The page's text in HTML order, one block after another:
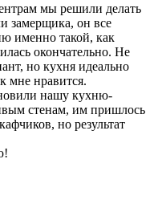
мы решили делать
замерщика, он все
именно такой, как
окончательно. Не
но кухня идеально
мне нравится.
нашу кухню-
стенам, им пришлось
но результат